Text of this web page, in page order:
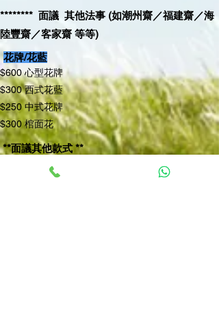
******** 面議 其他法事 (如潮州齋／福建齋／海
陸豐齋／客家齋 等等)
花牌/花藍
$600 心型花牌
$300 西式花藍
$250 中式花牌
$300 棺面花
**面議其他款式 **